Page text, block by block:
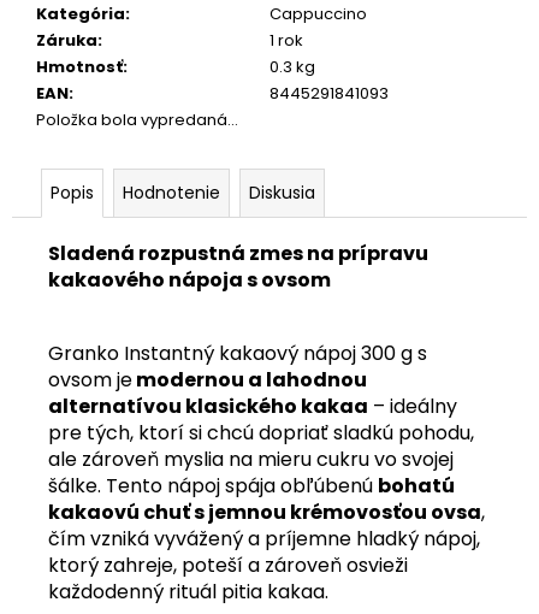
Kategória:
Cappuccino
Záruka:
1 rok
Hmotnosť:
0.3 kg
EAN:
8445291841093
Položka bola vypredaná…
Popis Hodnotenie Diskusia
Sladená rozpustná zmes na prípravu
kakaového nápoja s ovsom
Granko Instantný kakaový nápoj 300 g s
ovsom jemodernou a lahodnou
alternatívou klasického kakaa – ideálny
pre tých, ktorí si chcú dopriať sladkú pohodu,
ale zároveň myslia na mieru cukru vo svojej
šálke. Tento nápoj spája obľúbenú bohatú
kakaovú chuť s jemnou krémovosťou ovsa,
čím vzniká vyvážený a príjemne hladký nápoj,
ktorý zahreje, poteší a zároveň osvieži
každodenný rituál pitia kakaa.